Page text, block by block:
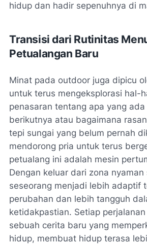
hidup dan hadir sepenuhnya di
Transisi dari Rutinitas
Petualangan Baru
Minat pada outdoor juga dipicu
untuk terus mengeksplorasi hal-
penasaran tentang apa yang
berikutnya atau bagaimana
tepi sungai yang belum pernah
mendorong pria untuk terus
petualang ini adalah mesin
Dengan keluar dari zona nyaman
seseorang menjadi lebih adaptif
perubahan dan lebih tangguh
ketidakpastian. Setiap
sebuah cerita baru yang
hidup, membuat hidup terasa